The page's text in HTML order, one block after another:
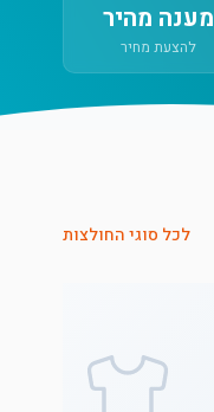
מענה מהיר
להצעת מחיר
לכל סוגי החולצות